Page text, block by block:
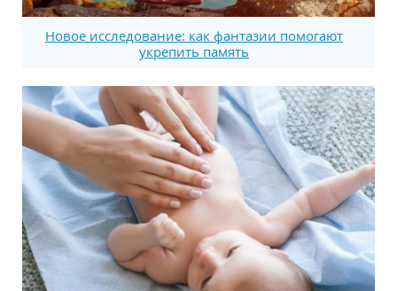
Новое исследование: как фантазии помогают
укрепить память